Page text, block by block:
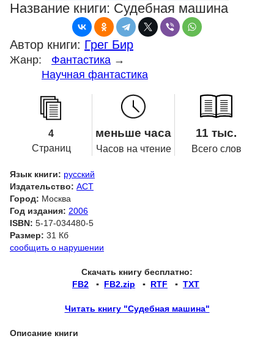
Название книги: Судебная машина
Автор книги: Грег Бир
Жанр: Фантастика →
Научная фантастика
4
Страниц
меньше часа
Часов на чтение
11 тыс.
Всего слов
Язык книги: русский
Издательство: АСТ
Город: Москва
Год издания: 2006
ISBN: 5-17-034480-5
Размер: 31 Кб
сообщить о нарушении
Скачать книгу бесплатно:
FB2 ▪ FB2.zip ▪ RTF ▪ TXT
Читать книгу "Судебная машина"
Описание книги